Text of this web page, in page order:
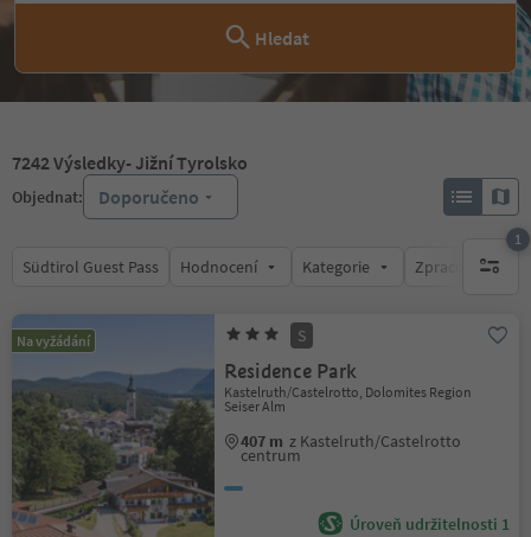
Hledat
7242Výsledky- Jižní Tyrolsko
Objednat: Doporučeno
Südtirol Guest Pass Hodnocení Kategorie Zpracovává
1
1
Na vyžádání S
Residence Park
Kastelruth/Castelrotto, Dolomites Region
Seiser Alm
407 m z Kastelruth/Castelrotto
centrum
Úroveň udržitelnosti 1